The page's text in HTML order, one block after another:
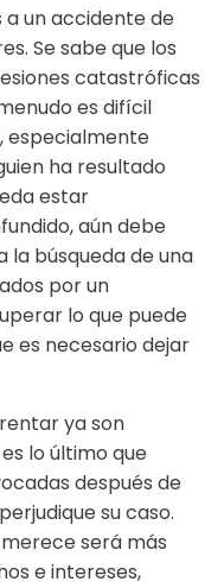
a un accidente de
Se sabe que los
catastróficas
es difícil
especialmente
ha resultado
estar
aún debe
la búsqueda de una
por un
lo que puede
es necesario dejar
ya son
lo último que
después de
su caso.
será más
e intereses,